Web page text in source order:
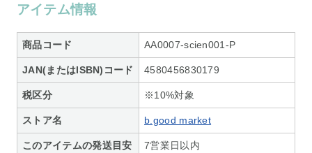
アイテム情報
商品コード AA0007-scien001-P
JAN(またはISBN)コード 4580456830179
税区分 ※10%対象
ストア名 b.good market
このアイテムの発送目安 7営業日以内